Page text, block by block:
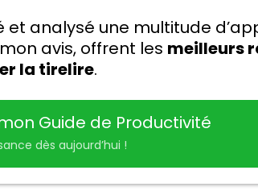
analysé une multitude
avis, offrent les meilleurs
la tirelire.
Guide de Productivité
dès aujourd’hui !